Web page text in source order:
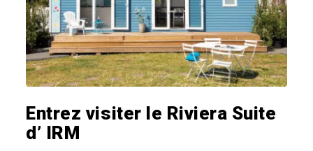
Entrez visiter le Riviera Suite
d’ IRM